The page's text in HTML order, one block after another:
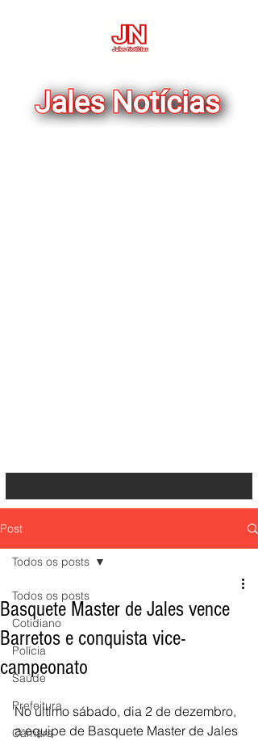
Post
Todos os posts
Cotidiano
Polícia
Saúde
Prefeitura
Câmara
Todos os posts
Basquete Master de Jales vence
Barretos e conquista vice-
campeonato
No último sábado, dia 2 de dezembro,
a equipe de Basquete Master de Jales